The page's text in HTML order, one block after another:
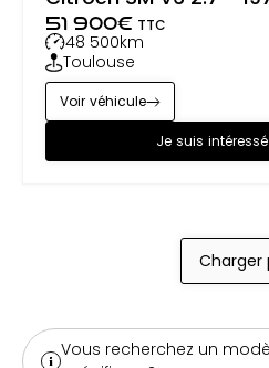
51 900€ TTC
48 500km
Toulouse
Je suis intéressé
Voir véhicule
Charger
Vous recherchez un